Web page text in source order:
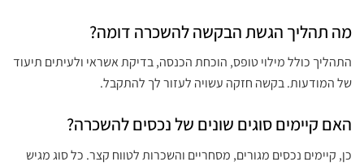
מה תהליך הגשת הבקשה להשכרה דומה?
התהליך כולל מילוי טופס, הוכחת הכנסה, בדיקת אשראי ולעיתים תיעוד
של המודעות. בקשה חזקה עשויה לעזור לך להתקבל.
האם קיימים סוגים שונים של נכסים להשכרה?
כן, קיימים נכסים מגורים, מסחריים והשכרות לטווח קצר. כל סוג מגיש